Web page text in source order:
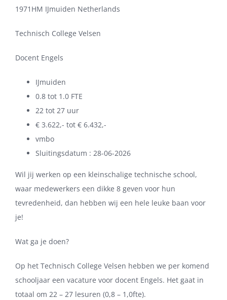
1971HM IJmuiden Netherlands
Technisch College Velsen
Docent Engels
IJmuiden
0.8 tot 1.0 FTE
22 tot 27 uur
€ 3.622,- tot € 6.432,-
vmbo
Sluitingsdatum : 28-06-2026
Wil jij werken op een kleinschalige technische school,
waar medewerkers een dikke 8 geven voor hun
tevredenheid, dan hebben wij een hele leuke baan voor
je!
Wat ga je doen?
Op het Technisch College Velsen hebben we per komend
schooljaar een vacature voor docent Engels. Het gaat in
totaal om 22 – 27 lesuren (0,8 – 1,0fte).